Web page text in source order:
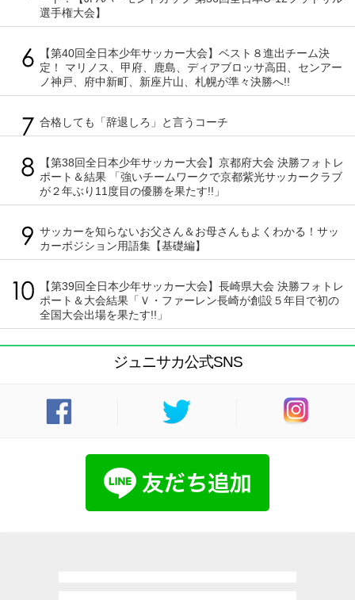
選手権大会】
【第40回全日本少年サッカー大会】ベスト８進出チーム決
定！ マリノス、甲府、鹿島、ディアブロッサ高田、センアー
ノ神戸、府中新町、新座片山、札幌が準々決勝へ!!
合格しても「辞退しろ」と言うコーチ
【第38回全日本少年サッカー大会】京都府大会 決勝フォトレ
ポート＆結果 「強いチームワークで京都紫光サッカークラブ
が２年ぶり11度目の優勝を果たす!!」
サッカーを知らないお父さん＆お母さんもよくわかる！サッ
カーポジション用語集【基礎編】
【第39回全日本少年サッカー大会】長崎県大会 決勝フォトレ
ポート＆大会結果「Ｖ・ファーレン長崎が創設５年目で初の
全国大会出場を果たす!!」
ジュニサカ公式SNS